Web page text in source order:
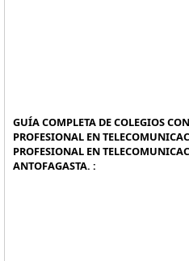
GUÍA COMPLETA DE COLEGIOS
PROFESIONAL EN
PROFESIONAL EN
ANTOFAGASTA. :